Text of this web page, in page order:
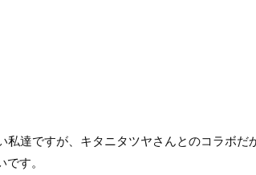
達ですが、キタニタツヤさんとのコラボだ
す。